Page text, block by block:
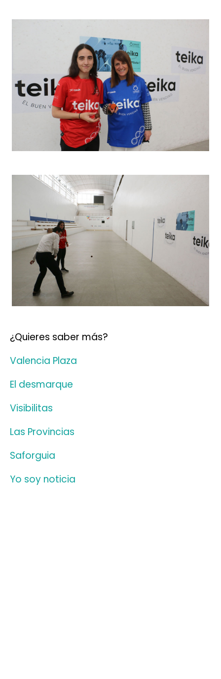
¿Quieres saber más?
Valencia Plaza
El desmarque
Visibilitas
Las Provincias
Saforguia
Yo soy noticia